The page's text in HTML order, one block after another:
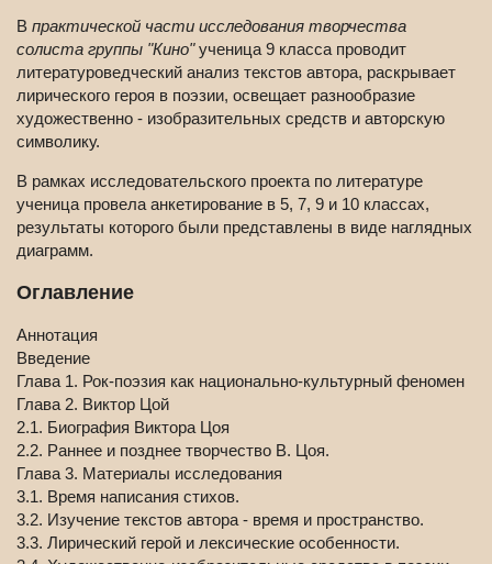
В практической части исследования творчества
солиста группы "Кино"ученица 9 класса проводит
литературоведческий анализ текстов автора, раскрывает
лирического героя в поэзии, освещает разнообразие
художественно - изобразительных средств и авторскую
символику.
В рамках исследовательского проекта по литературе
ученица провела анкетирование в 5, 7, 9 и 10 классах,
результаты которого были представлены в виде наглядных
диаграмм.
Оглавление
Аннотация
Введение
Глава 1. Рок-поэзия как национально-культурный феномен
Глава 2. Виктор Цой
2.1. Биография Виктора Цоя
2.2. Раннее и позднее творчество В. Цоя.
Глава 3. Материалы исследования
3.1. Время написания стихов.
3.2. Изучение текстов автора - время и пространство.
3.3. Лирический герой и лексические особенности.